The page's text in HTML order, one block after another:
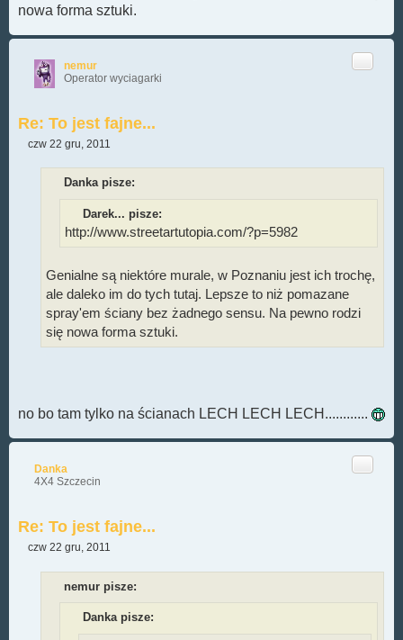
nowa forma sztuki.
nemur
Operator wyciagarki
Re: To jest fajne...
Cytuj
czw 22 gru, 2011
Danka pisze:
Darek... pisze:
http://www.streetartutopia.com/?p=5982
Genialne są niektóre murale, w Poznaniu jest ich trochę,
ale daleko im do tych tutaj. Lepsze to niż pomazane
spray'em ściany bez żadnego sensu. Na pewno rodzi
się nowa forma sztuki.
no bo tam tylko na ścianach LECH LECH LECH............
Danka
4X4 Szczecin
Re: To jest fajne...
Cytuj
czw 22 gru, 2011
nemur pisze:
Danka pisze: